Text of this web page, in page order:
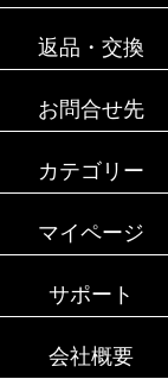
返品・交換
お問合せ先
カテゴリー
マイページ
サポート
会社概要